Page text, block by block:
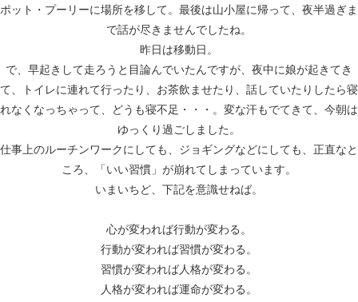
ポット・プーリーに場所を移して。最後は山小屋に帰って、夜半過ぎま
で話が尽きませんでしたね。
昨日は移動日。
で、早起きして走ろうと目論んでいたんですが、夜中に娘が起きてき
て、トイレに連れて行ったり、お茶飲ませたり、話していたりしたら寝
れなくなっちゃって、どうも寝不足・・・。変な汗もでてきて、今朝は
ゆっくり過ごしました。
仕事上のルーチンワークにしても、ジョギングなどにしても、正直なと
ころ、「いい習慣」が崩れてしまっています。
いまいちど、下記を意識せねば。
心が変われば行動が変わる。
行動が変われば習慣が変わる。
習慣が変われば人格が変わる。
人格が変われば運命が変わる。